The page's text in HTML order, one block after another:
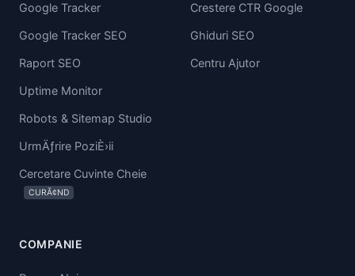
Google Tracker
Google Tracker SEO
Raport SEO
Uptime Monitor
Robots & Sitemap Studio
UrmÄƒrire PoziÈ›ii
Cercetare Cuvinte Cheie
CURÃ¢ND
Crestere CTR Google
Ghiduri SEO
Centru Ajutor
COMPANIE